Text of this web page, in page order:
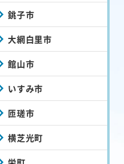
銚子市
大網白里市
館山市
いすみ市
匝瑳市
横芝光町